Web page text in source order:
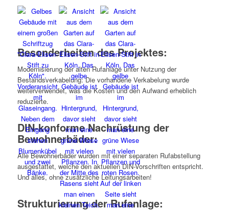
Besonderheiten des Projektes:
Modernisierung der alten Rufanlage unter Nutzung der
Bestandsverkabelung: Die vorhandene Verkabelung wurde
weiterverwendet, was die Kosten und den Aufwand erheblich
reduzierte.
DIN-konforme Nachrüstung der
Bewohnerbäder:
Alle Bewohnerbäder wurden mit einer separaten Rufabstellung
ausgestattet, welche den aktuellen DIN-Vorschriften entspricht.
Und alles, ohne zusätzliche Leitungsarbeiten!
Strukturierung der Rufanlage: